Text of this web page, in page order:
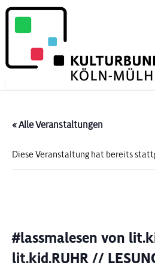
« Alle Veranstaltungen
Diese Veranstaltung hat bereits
#lassmalesen von
lit.kid.RUHR //